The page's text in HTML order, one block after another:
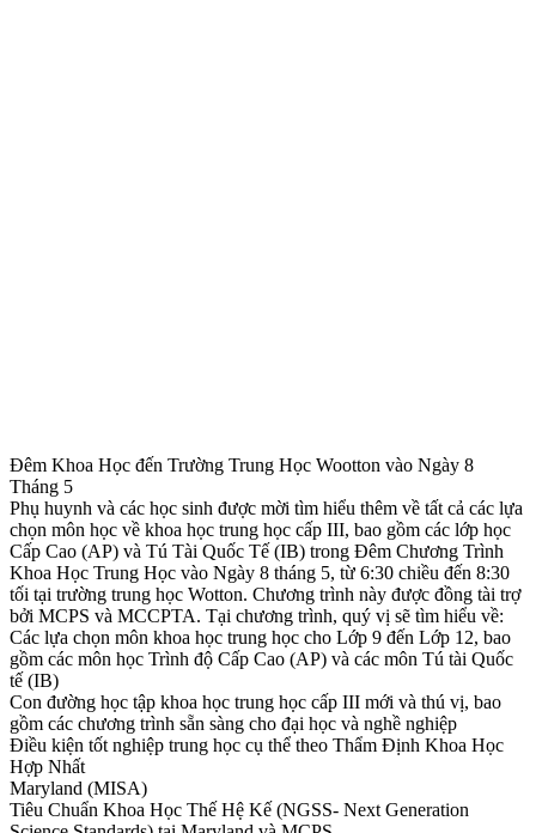
Đêm Khoa Học đến Trường Trung Học Wootton vào Ngày 8
Tháng 5
Phụ huynh và các học sinh được mời tìm hiểu thêm về tất cả các lựa
chọn môn học về khoa học trung học cấp III, bao gồm các lớp học
Cấp Cao (AP) và Tú Tài Quốc Tế (IB) trong Đêm Chương Trình
Khoa Học Trung Học vào Ngày 8 tháng 5, từ 6:30 chiều đến 8:30
tối tại trường trung học Wotton. Chương trình này được đồng tài trợ
bởi MCPS và MCCPTA. Tại chương trình, quý vị sẽ tìm hiểu về:
Các lựa chọn môn khoa học trung học cho Lớp 9 đến Lớp 12, bao
gồm các môn học Trình độ Cấp Cao (AP) và các môn Tú tài Quốc
tế (IB)
Con đường học tập khoa học trung học cấp III mới và thú vị, bao
gồm các chương trình sẵn sàng cho đại học và nghề nghiệp
Điều kiện tốt nghiệp trung học cụ thể theo Thẩm Định Khoa Học
Hợp Nhất
Maryland (MISA)
Tiêu Chuẩn Khoa Học Thế Hệ Kế (NGSS- Next Generation